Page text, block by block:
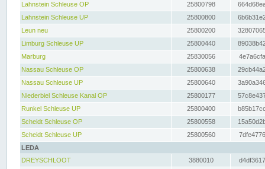
Lahnstein Schleuse OP
25800798
Lahnstein Schleuse UP
25800800
Leun neu
25800200
Limburg Schleuse UP
25800440
Marburg
25830056
Nassau Schleuse OP
25800638
Nassau Schleuse UP
25800640
Niederbiel Schleuse Kanal OP
25800177
Runkel Schleuse UP
25800400
Scheidt Schleuse OP
25800558
Scheidt Schleuse UP
25800560
LEDA
DREYSCHLOOT
3880010